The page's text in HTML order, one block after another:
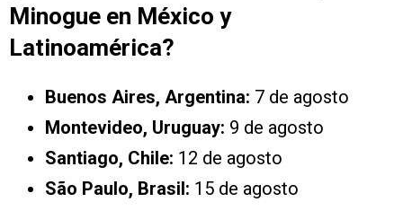
Minogue en México y
Latinoamérica?
Buenos Aires, Argentina: 7 de agosto
Montevideo, Uruguay: 9 de agosto
Santiago, Chile: 12 de agosto
São Paulo, Brasil: 15 de agosto